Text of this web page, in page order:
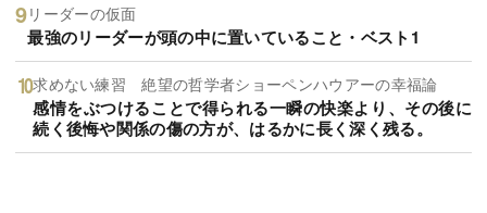
リーダーの仮面
最強のリーダーが頭の中に置いていること・ベスト1
求めない練習 絶望の哲学者ショーペンハウアーの幸福論
感情をぶつけることで得られる一瞬の快楽より、その後に
続く後悔や関係の傷の方が、はるかに長く深く残る。